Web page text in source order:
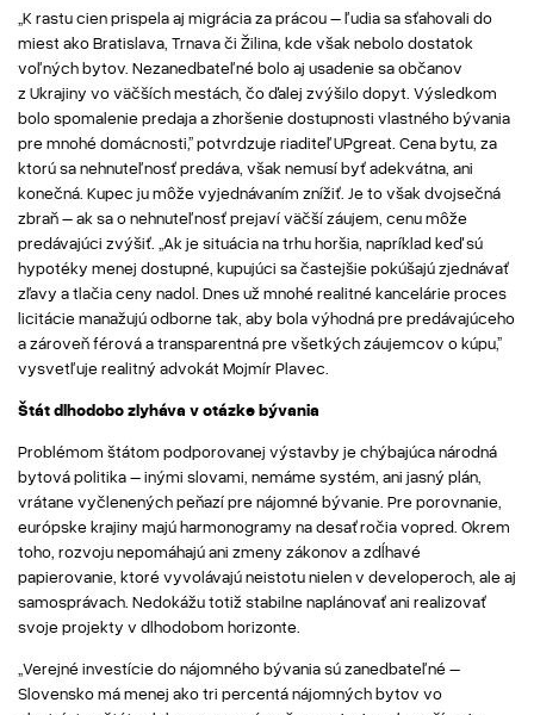
„K rastu cien prispela aj migrácia za prácou – ľudia sa sťahovali do
miest ako Bratislava, Trnava či Žilina, kde však nebolo dostatok
voľných bytov. Nezanedbateľné bolo aj usadenie sa občanov
z Ukrajiny vo väčších mestách, čo ďalej zvýšilo dopyt. Výsledkom
bolo spomalenie predaja a zhoršenie dostupnosti vlastného bývania
pre mnohé domácnosti,” potvrdzuje riaditeľ UPgreat. Cena bytu, za
ktorú sa nehnuteľnosť predáva, však nemusí byť adekvátna, ani
konečná. Kupec ju môže vyjednávaním znížiť. Je to však dvojsečná
zbraň – ak sa o nehnuteľnosť prejaví väčší záujem, cenu môže
predávajúci zvýšiť. „Ak je situácia na trhu horšia, napríklad keď sú
hypotéky menej dostupné, kupujúci sa častejšie pokúšajú zjednávať
zľavy a tlačia ceny nadol. Dnes už mnohé realitné kancelárie proces
licitácie manažujú odborne tak, aby bola výhodná pre predávajúceho
a zároveň férová a transparentná pre všetkých záujemcov o kúpu,”
vysvetľuje realitný advokát Mojmír Plavec.
Štát dlhodobo zlyháva v otázke bývania
Problémom štátom podporovanej výstavby je chýbajúca národná
bytová politika – inými slovami, nemáme systém, ani jasný plán,
vrátane vyčlenených peňazí pre nájomné bývanie. Pre porovnanie,
európske krajiny majú harmonogramy na desaťročia vopred. Okrem
toho, rozvoju nepomáhajú ani zmeny zákonov a zdĺhavé
papierovanie, ktoré vyvolávajú neistotu nielen v developeroch, ale aj
samosprávach. Nedokážu totiž stabilne naplánovať ani realizovať
svoje projekty v dlhodobom horizonte.
„Verejné investície do nájomného bývania sú zanedbateľné –
Slovensko má menej ako tri percentá nájomných bytov vo